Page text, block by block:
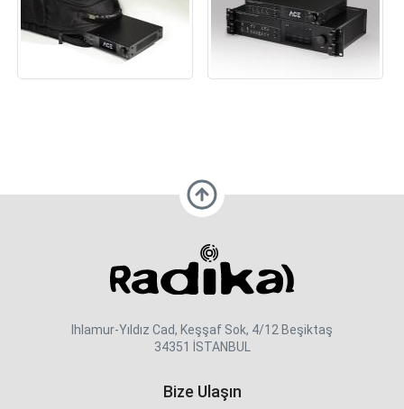
Ihlamur-Yıldız Cad, Keşşaf Sok, 4/12 Beşiktaş
34351 İSTANBUL
Bize Ulaşın